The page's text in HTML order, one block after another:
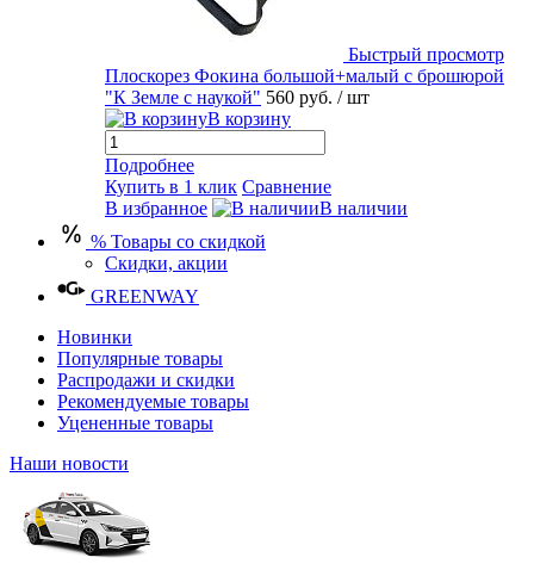
Быстрый просмотр
Плоскорез Фокина большой+малый с брошюрой
"К Земле с наукой" 560 руб. / шт
В корзину
Подробнее
Купить в 1 клик Сравнение
В избранное
В наличии
% Товары со скидкой
Скидки, акции
GREENWAY
Новинки
Популярные товары
Распродажи и скидки
Рекомендуемые товары
Уцененные товары
Наши новости